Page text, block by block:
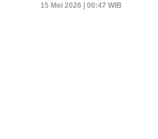
15 Mei 2026 | 00:47 WIB